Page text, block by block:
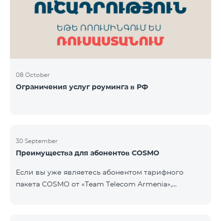
Фиксированная телефония: 180 минут на звонки
внутри фиксированной сети Team Телевизионная
08 October
Ограничения услуг роуминга в РФ
30 September
Преимущества для абонентов COSMO
Если вы уже являетесь абонентом тарифного
пакета COSMO от «Team Telecom Armenia»,